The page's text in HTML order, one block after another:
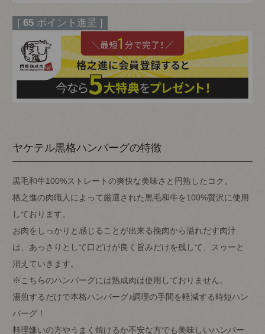
[ 65 ポイント進呈 ]
ヤケテル黒格ハンバーグの特徴
黒毛和牛100%ストレートの爽快な美味さと円熟したコク。
格之進の肉職人によって厳選された黒毛和牛を100%贅沢に使用
しております。
お肉をしっかりと感じることが出来る挽肉から溢れだす肉汁
は、あっさりとして口どけが良く旨みだけを残して、スゥーと
消えていきます。
※こちらのハンバーグには熟成肉は使用しておりません。
湯煎するだけで本格ハンバーグ♪調理の手間を軽減する時短ハン
バーグ！
料理嫌いの方やうまく焼けるか不安な方でも美味しいハンバー